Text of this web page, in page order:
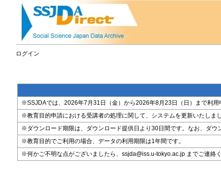
ログイン
※SSJDAでは、2026年7月31日（金）から2026年8月23日（日）まで利
※教育目的申請における受講者の処理に関して、システムを更新いたしま
※ダウンロード期限は、ダウンロード提供日より30日間です。なお、ダ
※教育目的でご利用の場合、データの利用期限は1年間です。
※何かご不明な点がございましたら、ssjda@iss.u-tokyo.ac.jp までご連絡